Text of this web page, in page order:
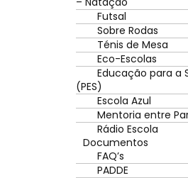
Futsal
Sobre Rodas
Ténis de Mesa
Eco-Escolas
Educação para a
(PES)
Escola Azul
Mentoria entre
Rádio Escola
Documentos
FAQ’s
PADDE